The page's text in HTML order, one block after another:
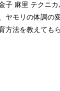
子 麻里 テクニ
ヤモリの体調の
方法を教えても